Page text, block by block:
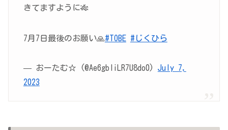
きてますように🎋
7月7日最後のお願い🙏#TOBE #じくひら
— おーたむ☆ (@Ae6gbliLR7U8do0) July 7,
2023